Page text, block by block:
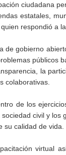
ciudadana
estatales,
respondió a
de gobierno
públicos
la
colaborativas.
de los
civil y
su calidad de vida.
virtual